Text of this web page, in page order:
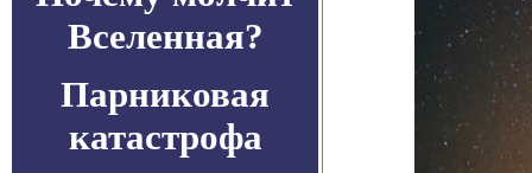
Вселенная?
Парниковая
катастрофа